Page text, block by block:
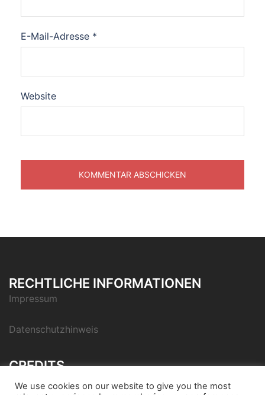
E-Mail-Adresse *
Website
RECHTLICHE INFORMATIONEN
Impressum
Datenschutzhinweis
CREDITS
Icon pack by Icons8
We use cookies on our website to give you the most